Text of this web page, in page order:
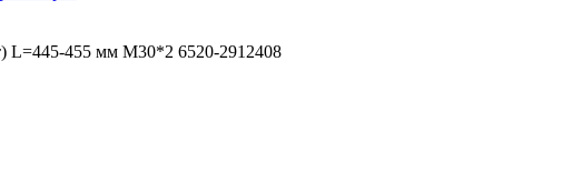
L=445-455 мм М30*2 6520-2912408